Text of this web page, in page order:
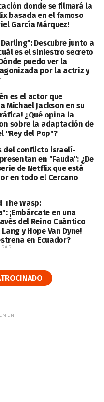
donde se filmará la
basada en el famoso
García Márquez!
Darling": Descubre junto a
es el siniestro secreto
puedo ver la
por la actriz y
es el actor que
Michael Jackson en su
¿Qué opina la
sobre la adaptación de
"Rey del Pop"?
del conflicto israelí-
en "Fauda": ¿De
de Netflix que está
en todo el Cercano
The Wasp:
¡Embárcate en una
del Reino Cuántico
y Hope Van Dyne!
en Ecuador?